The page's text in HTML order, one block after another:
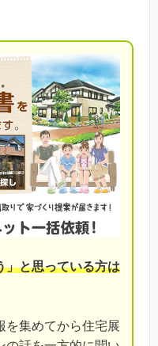
」と思っている方は
を集めてから住宅展